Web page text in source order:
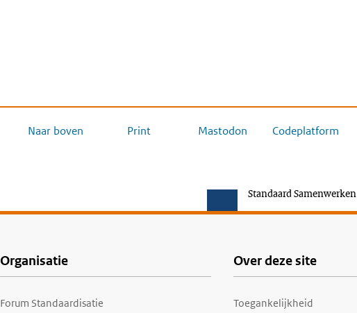
Naar boven Print Mastodon Codeplatform
Standaard Samenwerken
Organisatie
Forum Standaardisatie
Over deze site
Toegankelijkheid